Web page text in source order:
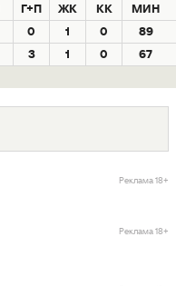
Г+П ЖК КК
МИН
0 1 0
89
3 1 0 67
Реклама 18+
Реклама 18+